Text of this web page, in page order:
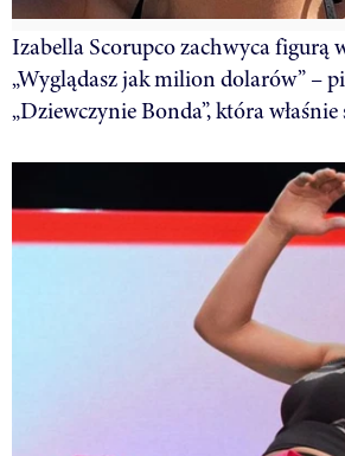
Izabella Scorupco zachwyca figurą
„Wyglądasz jak milion dolarów” –
„Dziewczynie Bonda”, która